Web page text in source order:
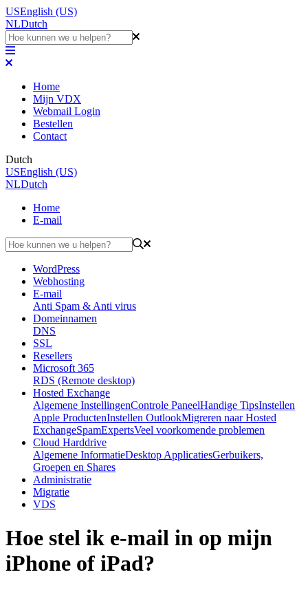
USEnglish (US)
NLDutch
Home
Mijn VDX
Webmail Login
Bestellen
Contact
Dutch
USEnglish (US)
NLDutch
Home
E-mail
WordPress
Webhosting
E-mail
Anti Spam & Anti virus
Domeinnamen
DNS
SSL
Resellers
Microsoft 365
RDS (Remote desktop)
Hosted Exchange
Algemene InstellingenControle PaneelHandige TipsInstellen
Apple ProductenInstellen OutlookMigreren naar Hosted
ExchangeSpamExpertsVeel voorkomende problemen
Cloud Harddrive
Algemene InformatieDesktop ApplicatiesGerbuikers,
Groepen en Shares
Administratie
Migratie
VDS
Hoe stel ik e-mail in op mijn
iPhone of iPad?